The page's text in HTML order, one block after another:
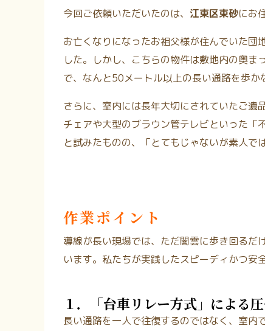
今回ご依頼いただいたのは、江東区東砂にお
お亡くなりになったお祖父様が住んでいた団
した。しかし、こちらの物件は敷地内の奥
で、なんと50メートル以上の長い通路を歩か
さらに、室内には長年大切にされていたご
チェアや大型のブラウン管テレビといった「
と試みたものの、「とてもじゃないが素人で
作業ポイント
導線が長い現場では、ただ闇雲に歩き回るだ
います。私たちが実践したスピーディかつ安
１．「台車リレー方式」による
長い通路を一人で往復するのではなく、室内